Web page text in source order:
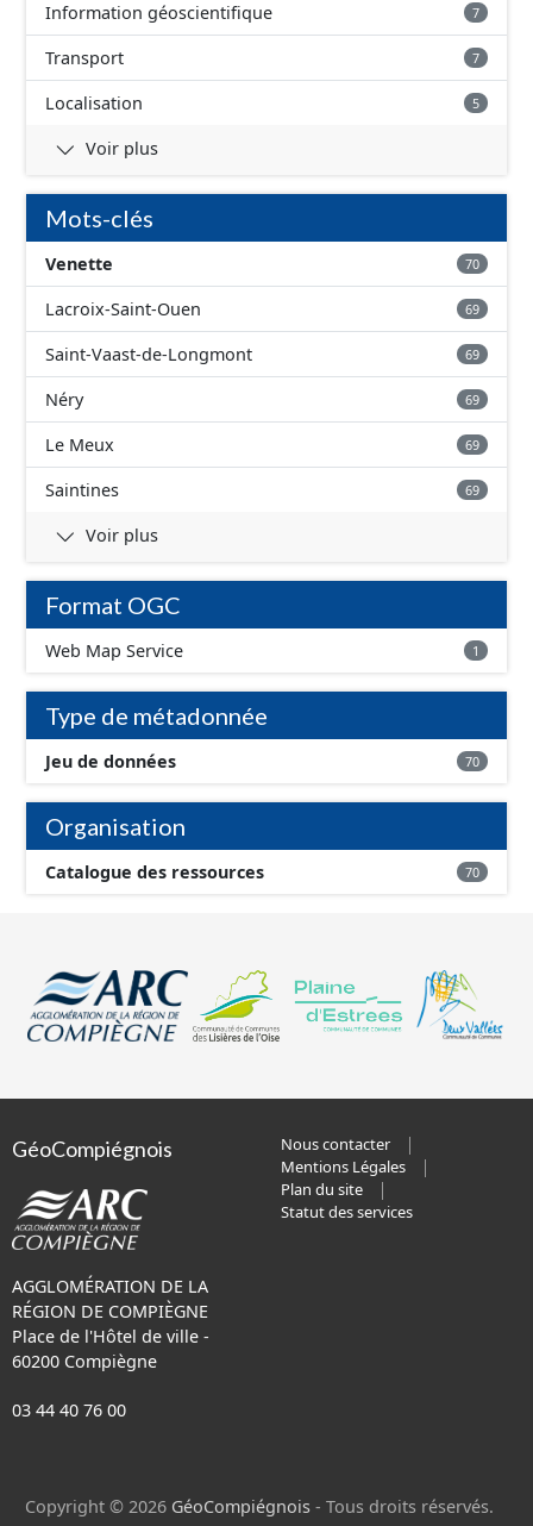
Information géoscientifique 7
Transport 7
Localisation 5
Voir plus
Mots-clés
Venette 70
Lacroix-Saint-Ouen 69
Saint-Vaast-de-Longmont 69
Néry 69
Le Meux 69
Saintines 69
Voir plus
Format OGC
Web Map Service 1
Type de métadonnée
Jeu de données 70
Organisation
Catalogue des ressources 70
GéoCompiégnois
AGGLOMÉRATION DE LA
RÉGION DE COMPIÈGNE
Place de l'Hôtel de ville -
60200 Compiègne
03 44 40 76 00
Nous contacter
Mentions Légales
Plan du site
Statut des services
Copyright © 2026 GéoCompiégnois - Tous droits réservés.